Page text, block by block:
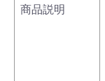
商品説明